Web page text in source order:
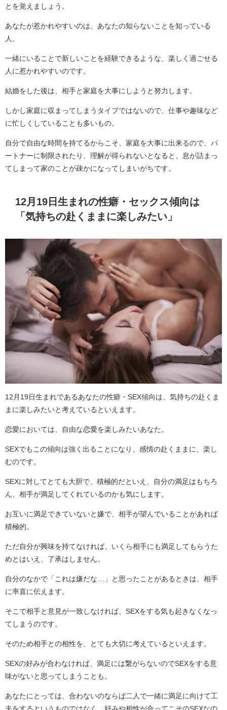
とを覚えましょう。
あなたが惹かれやすいのは、あなたの知らないことを知っている
人。
一緒にいることで新しいことを経験できるような、楽しく過ごせる
人に惹かれやすいのです。
結婚をした後は、相手と家庭を大事にしようと努力します。
しかし家庭に収まってしまうタイプではないので、仕事や趣味など
に忙しくしていることも多いもの。
自分で自由な時間を持てるからこそ、家庭を大事に出来るので、パ
ートナーに制限されたり、理解が得られないとなると、息が詰まっ
てしまって家のことが疎かになってしまいがちです。
12月19日生まれの性癖・セックス傾向は
「気持ちの赴くままに楽しみたい」
12月19日生まれであるあなたの性癖・SEX傾向は、気持ちの赴くま
まに楽しみたいと考えているといえます。
恋愛においては、自由な恋愛を楽しみたいあなた。
SEXでもこの傾向は強く出ることになり、感情の赴くままに、楽し
むのです。
SEXに対してとても大胆で、積極的だといえ、自分の満足はもちろ
ん、相手が満足してくれているのかも気にします。
お互いに満足できていないと嫌で、相手が望んでいることがあれば
積極的。
ただ自分が興味を持てなければ、いくら相手にも満足してもらうた
めとはいえ、了承はしません。
自分のなかで「これは嫌だな…」と思ったことがあるときは、相手
に率直に伝えます。
そこで相手と意見が一致しなければ、SEXをする気も起きなくなっ
てしまうのです。
そのため相手との相性を、とても大切に考えているといえます。
SEXの好みが合わなければ、満足には繋がらないのでSEXをする意
味がないと思ってしまうことも。
あなたにとっては、合わないのならば二人で一緒に満足に向けて工